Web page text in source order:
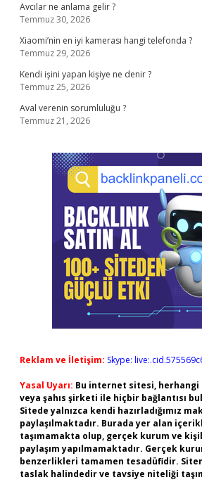
Avcılar ne anlama gelir ?
Temmuz 30, 2026
Xiaomi’nin en iyi kamerası hangi telefonda ?
Temmuz 29, 2026
Kendi işini yapan kişiye ne denir ?
Temmuz 25, 2026
Aval verenin sorumluluğu ?
Temmuz 21, 2026
Reklam ve İletişim: Skype:
Yasal Uyarı: Bu internet sitesi,
veya şahıs şirketi ile hiçbir bağlantısı
Sitede yalnızca kendi hazırladığımız
paylaşılmaktadır. Burada yer alan
taşımamakta olup, gerçek kurum ve
paylaşım yapılmamaktadır. Gerçek
benzerlikleri tamamen tesadüfidir.
taslak halindedir ve tavsiye niteliği